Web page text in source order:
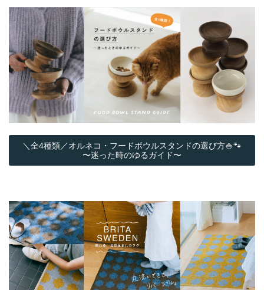
＼全4種類／オルネコ・フードボウルスタンドの選び方🍚🐾
〜迷った時のゆるガイド〜